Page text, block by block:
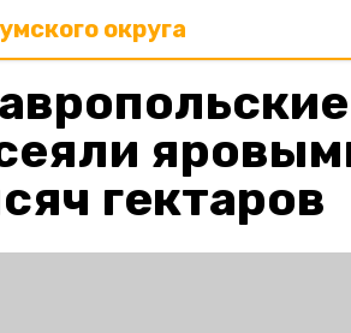
округа
гектаров